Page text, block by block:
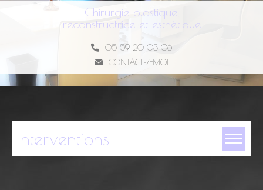
Chirurgie plastique,
reconstructrice et esthétique
05 59 20 03 06
CONTACTEZ-MOI
Interventions